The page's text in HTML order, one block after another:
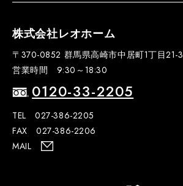
株式会社レオホーム
〒370-0852 群馬県高崎市中居町1丁目21-3
営業時間 9:30～18:30
0120-33-2205
TEL 027-386-2205
FAX 027-386-2206
MAIL